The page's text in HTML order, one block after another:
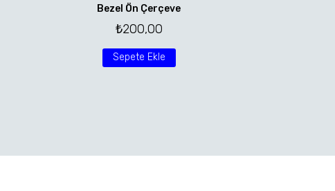
Bezel Ön Çerçeve
₺200,00
Sepete Ekle